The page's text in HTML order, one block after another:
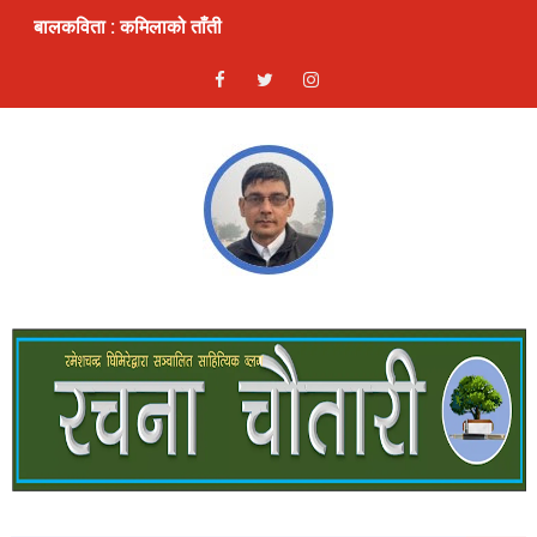
बालकविता : कमिलाको ताँती
लघुकथाः कुकुरदेखि सावधान
देखावटी माया : लघुकथा
लघुकथाः चैनको जिन्दगी